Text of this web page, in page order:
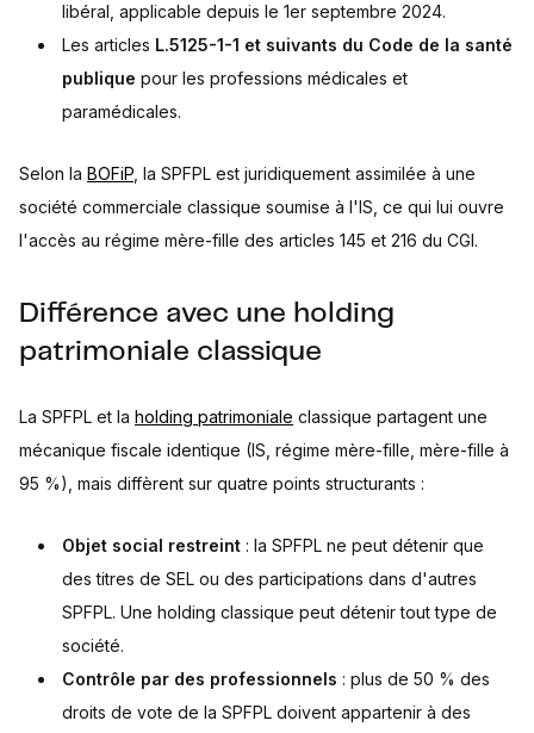
libéral, applicable depuis le 1er septembre 2024.
Les articles L.5125-1-1 et suivants du Code de la santé
publique pour les professions médicales et
paramédicales.
Selon la BOFiP , la SPFPL est juridiquement assimilée à une
société commerciale classique soumise à l'IS, ce qui lui ouvre
l'accès au régime mère-fille des articles 145 et 216 du CGI.
Différence avec une holding
patrimoniale classique
La SPFPL et la holding patrimoniale classique partagent une
mécanique fiscale identique (IS, régime mère-fille, mère-fille à
95 %), mais diffèrent sur quatre points structurants :
Objet social restreint : la SPFPL ne peut détenir que
des titres de SEL ou des participations dans d'autres
SPFPL. Une holding classique peut détenir tout type de
société.
Contrôle par des professionnels : plus de 50 % des
droits de vote de la SPFPL doivent appartenir à des